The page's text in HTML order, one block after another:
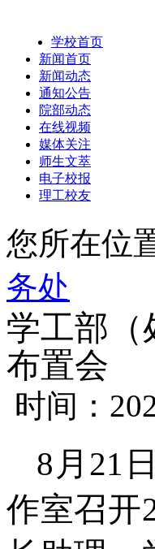
学校首页
新闻首页
新闻动态
通知公告
院部动态
在线视频
媒体关注
师生文萃
电子校报
理工校友
您所在位
务处
学工部（
布置会
时间：
8月21
作室召开